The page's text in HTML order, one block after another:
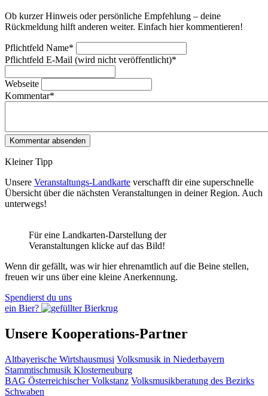
Ob kurzer Hinweis oder persönliche Empfehlung – deine
Rückmeldung hilft anderen weiter. Einfach hier kommentieren!
Pflichtfeld Name*
Pflichtfeld E-Mail (wird nicht veröffentlicht)*
Webseite
Kommentar*
Kleiner Tipp
Unsere Veranstaltungs-Landkarte verschafft dir eine superschnelle
Übersicht über die nächsten Veranstaltungen in deiner Region. Auch
unterwegs!
Für eine Landkarten-Darstellung der
Veranstaltungen klicke auf das Bild!
Wenn dir gefällt, was wir hier ehrenamtlich auf die Beine stellen,
freuen wir uns über eine kleine Anerkennung.
Spendierst du uns
ein Bier?
Unsere Kooperations-Partner
Altbayerische Wirtshausmusi Volksmusik in Niederbayern
Stammtischmusik Klosterneuburg
BAG Österreichischer Volkstanz Volksmusikberatung des Bezirks
Schwaben